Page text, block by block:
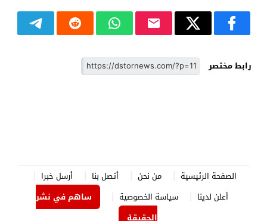
رابط مختصر
الصفحة الرئيسية من نحن أتصل بنا
أرسل خبرا
أعلن لدينا
سياسة الخصوصية
ساهم في نشر
الحقيقة